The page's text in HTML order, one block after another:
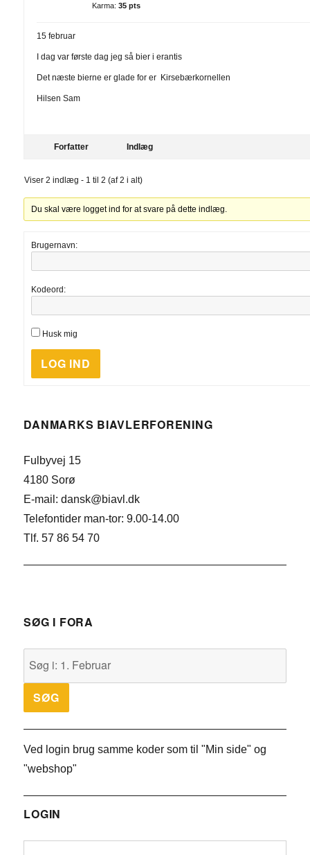
Karma: 35 pts
15 februar
I dag var første dag jeg så bier i erantis
Det næste bierne er glade for er Kirsebærkornellen
Hilsen Sam
Forfatter Indlæg
Viser 2 indlæg - 1 til 2 (af 2 i alt)
Du skal være logget ind for at svare på dette indlæg.
Brugernavn:
Kodeord:
Husk mig
LOG IND
DANMARKS BIAVLERFORENING
Fulbyvej 15
4180 Sorø
E-mail: dansk@biavl.dk
Telefontider man-tor: 9.00-14.00
Tlf. 57 86 54 70
SØG I FORA
Ved login brug samme koder som til "Min side" og
"webshop"
LOGIN